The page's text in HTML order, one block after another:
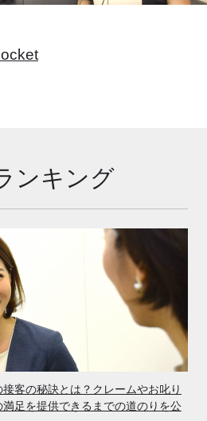
ンキング
客の秘訣とは？クレームやお叱り
足を提供できるまでの道のりを公